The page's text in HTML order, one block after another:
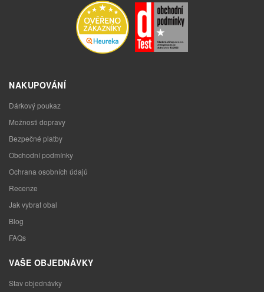
NAKUPOVÁNÍ
Dárkový poukaz
Možnosti dopravy
Bezpečné platby
Obchodní podmínky
Ochrana osobních údajů
Recenze
Jak vybrat obal
Blog
FAQs
VAŠE OBJEDNÁVKY
Stav objednávky